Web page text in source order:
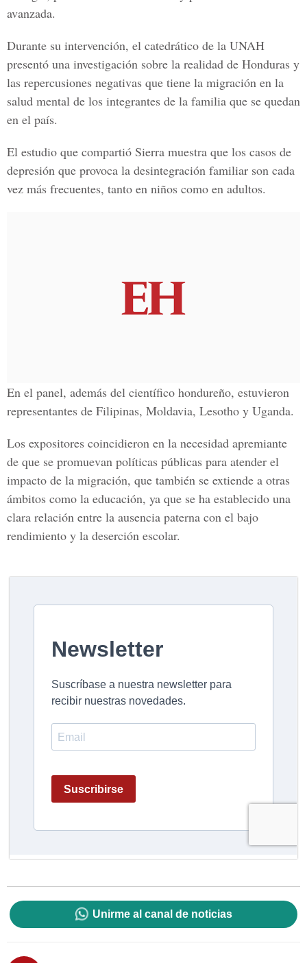
avanzada.
Durante su intervención, el catedrático de la UNAH
presentó una investigación sobre la realidad de Honduras y
las repercusiones negativas que tiene la migración en la
salud mental de los integrantes de la familia que se quedan
en el país.
El estudio que compartió Sierra muestra que los casos de
depresión que provoca la desintegración familiar son cada
vez más frecuentes, tanto en niños como en adultos.
En el panel, además del científico hondureño, estuvieron
representantes de Filipinas, Moldavia, Lesotho y Uganda.
Los expositores coincidieron en la necesidad apremiante
de que se promuevan políticas públicas para atender el
impacto de la migración, que también se extiende a otras
ámbitos como la educación, ya que se ha establecido una
clara relación entre la ausencia paterna con el bajo
rendimiento y la deserción escolar.
Unirme al canal de noticias